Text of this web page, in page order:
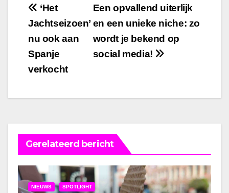
Bericht
navigatie
Een opvallend uiterlijk
en een unieke niche: zo
wordt je bekend op
social media!
‘Het
Jachtseizoen’
nu ook aan
Spanje
verkocht
Gerelateerd bericht
NIEUWS SPOTLIGHT